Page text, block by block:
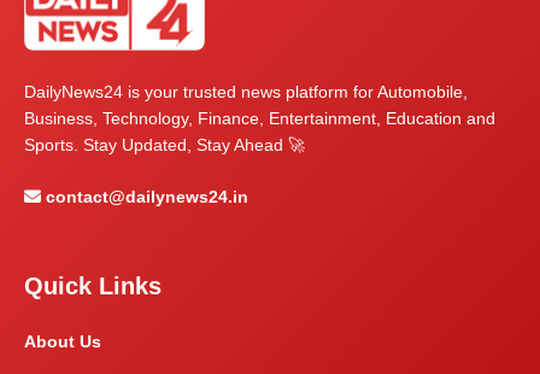
DailyNews24 is your trusted news platform for Automobile,
Business, Technology, Finance, Entertainment, Education and
Sports. Stay Updated, Stay Ahead 🚀
contact@dailynews24.in
Quick Links
About Us